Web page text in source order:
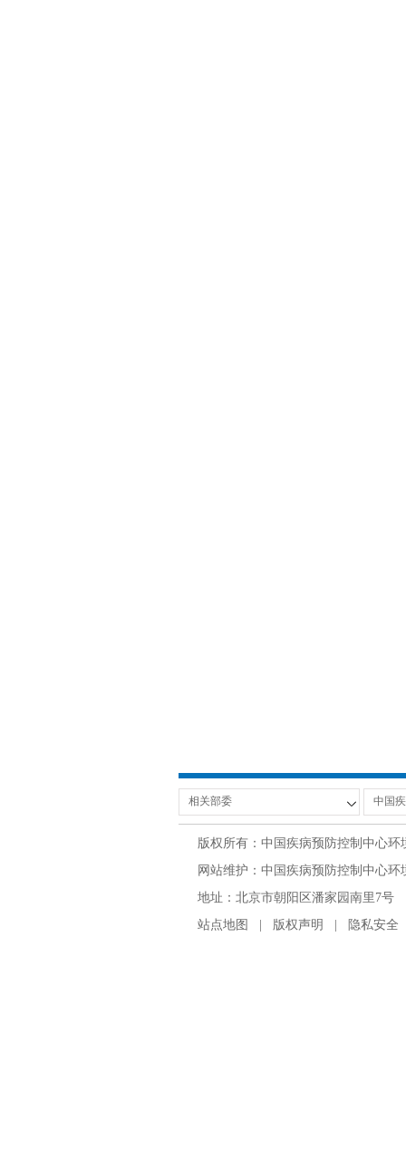
版权所有：中国疾病预防控制中心环
网站维护：中国疾病预防控制中心
地址：北京市朝阳区潘家园南里7号
站点地图
版权声明 隐私安全